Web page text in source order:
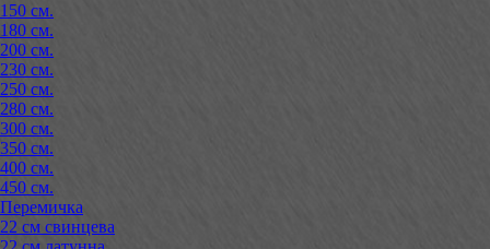
150 см.
180 см.
200 см.
230 см.
250 см.
280 см.
300 см.
350 см.
400 см.
450 см.
Перемичка
22 см свинцева